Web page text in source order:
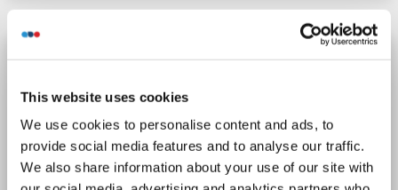
This website uses cookies
We use cookies to personalise content and ads, to
provide social media features and to analyse our traffic.
We also share information about your use of our site with
CFHR5 Kit IQ-ELISA
N° du produit ABIN6386029